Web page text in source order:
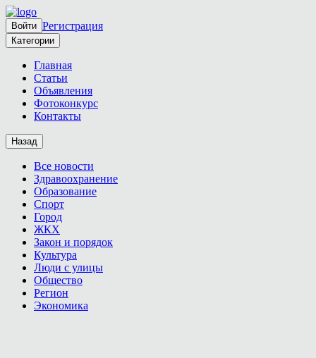
Войти Регистрация
Категории
Главная
Статьи
Объявления
Фотоконкурс
Контакты
Назад
Все новости
Здравоохранение
Образование
Спорт
Город
ЖКХ
Закон и порядок
Культура
Люди с улицы
Общество
Регион
Экономика